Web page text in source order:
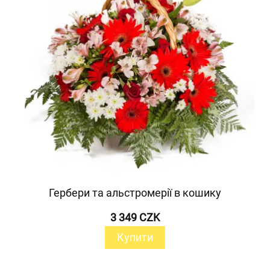
Гербери та альстромерії в кошику
3 349 CZK
Купити